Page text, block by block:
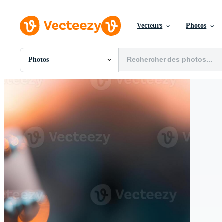
Vecteurs Photos
Photos
Toutes Images
PNGs
SVGs
Modèles
Vecteurs
Vidéos